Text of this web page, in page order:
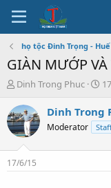
họ tộc Đinh Trọng - Huế
GIÀN MƯỚP VÀ
T
r
e
a
s
t
Dinh Trong Phuc
N
à
y
b
Dinh Trong
Moderator
17/6/15